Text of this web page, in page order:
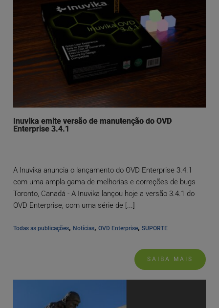
Inuvika emite versão de manutenção do OVD
Enterprise 3.4.1
A Inuvika anuncia o lançamento do OVD Enterprise 3.4.1
com uma ampla gama de melhorias e correções de bugs
Toronto, Canadá - A Inuvika lançou hoje a versão 3.4.1 do
OVD Enterprise, com uma série de [...]
Todas as publicações, Notícias, OVD Enterprise, SUPORTE
SAIBA MAIS